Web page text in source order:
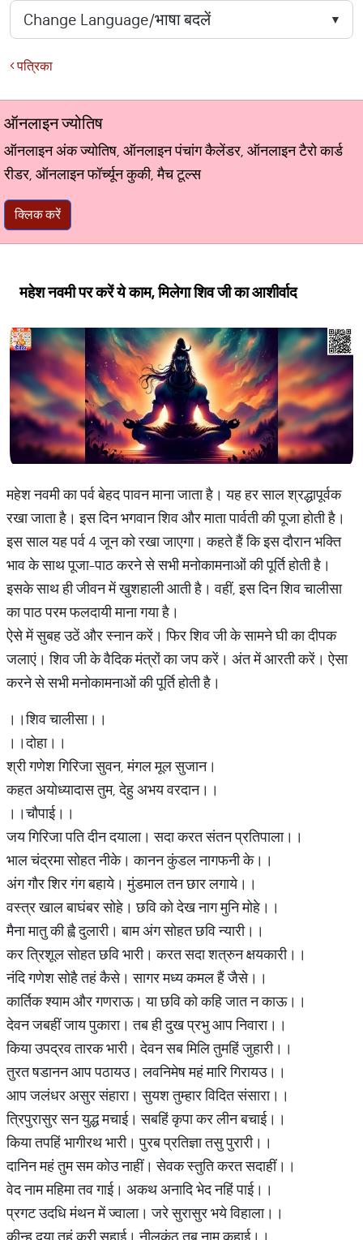
पत्रिका
ऑनलाइन ज्योतिष
ऑनलाइन अंक ज्योतिष, ऑनलाइन पंचांग कैलेंडर, ऑनलाइन टैरो कार्ड
रीडर, ऑनलाइन फॉर्च्यून कुकी, मैच टूल्स
क्लिक करें
महेश नवमी पर करें ये काम, मिलेगा शिव जी का आशीर्वाद
महेश नवमी का पर्व बेहद पावन माना जाता है। यह हर साल श्रद्धापूर्वक
रखा जाता है। इस दिन भगवान शिव और माता पार्वती की पूजा होती है।
इस साल यह पर्व 4 जून को रखा जाएगा। कहते हैं कि इस दौरान भक्ति
भाव के साथ पूजा-पाठ करने से सभी मनोकामनाओं की पूर्ति होती है।
इसके साथ ही जीवन में खुशहाली आती है। वहीं, इस दिन शिव चालीसा
का पाठ परम फलदायी माना गया है।
ऐसे में सुबह उठें और स्नान करें। फिर शिव जी के सामने घी का दीपक
जलाएं। शिव जी के वैदिक मंत्रों का जप करें। अंत में आरती करें। ऐसा
करने से सभी मनोकामनाओं की पूर्ति होती है।
।।शिव चालीसा।।
।।दोहा।।
श्री गणेश गिरिजा सुवन, मंगल मूल सुजान।
कहत अयोध्यादास तुम, देहु अभय वरदान।।
।।चौपाई।।
जय गिरिजा पति दीन दयाला। सदा करत संतन प्रतिपाला।।
भाल चंद्रमा सोहत नीके। कानन कुंडल नागफनी के।।
अंग गौर शिर गंग बहाये। मुंडमाल तन छार लगाये।।
वस्त्र खाल बाघंबर सोहे। छवि को देख नाग मुनि मोहे।।
मैना मातु की ह्वै दुलारी। बाम अंग सोहत छवि न्यारी।।
कर त्रिशूल सोहत छवि भारी। करत सदा शत्रुन क्षयकारी।।
नंदि गणेश सोहै तहं कैसे। सागर मध्य कमल हैं जैसे।।
कार्तिक श्याम और गणराऊ। या छवि को कहि जात न काऊ।।
देवन जबहीं जाय पुकारा। तब ही दुख प्रभु आप निवारा।।
किया उपद्रव तारक भारी। देवन सब मिलि तुमहिं जुहारी।।
तुरत षडानन आप पठायउ। लवनिमेष महं मारि गिरायउ।।
आप जलंधर असुर संहारा। सुयश तुम्हार विदित संसारा।।
त्रिपुरासुर सन युद्ध मचाई। सबहिं कृपा कर लीन बचाई।।
किया तपहिं भागीरथ भारी। पुरब प्रतिज्ञा तसु पुरारी।।
दानिन महं तुम सम कोउ नाहीं। सेवक स्तुति करत सदाहीं।।
वेद नाम महिमा तव गाई। अकथ अनादि भेद नहिं पाई।।
प्रगट उदधि मंथन में ज्वाला। जरे सुरासुर भये विहाला।।